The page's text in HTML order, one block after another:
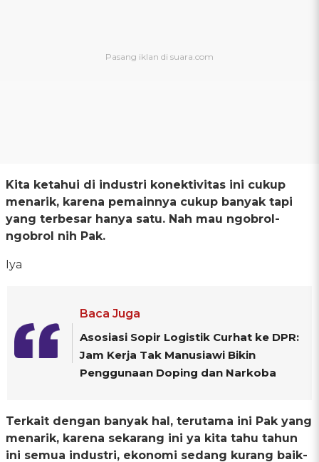
Kita ketahui di industri konektivitas ini cukup
menarik, karena pemainnya cukup banyak tapi
yang terbesar hanya satu. Nah mau ngobrol-
ngobrol nih Pak.
Iya
Baca Juga
Asosiasi Sopir Logistik Curhat ke DPR:
Jam Kerja Tak Manusiawi Bikin
Penggunaan Doping dan Narkoba
Terkait dengan banyak hal, terutama ini Pak yang
menarik, karena sekarang ini ya kita tahu tahun
ini semua industri, ekonomi sedang kurang baik-